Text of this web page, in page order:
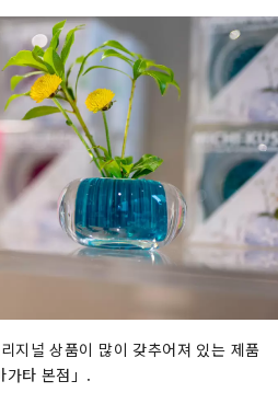
지널 상품이 많이 갖추어져 있는 제품
타 본점」.